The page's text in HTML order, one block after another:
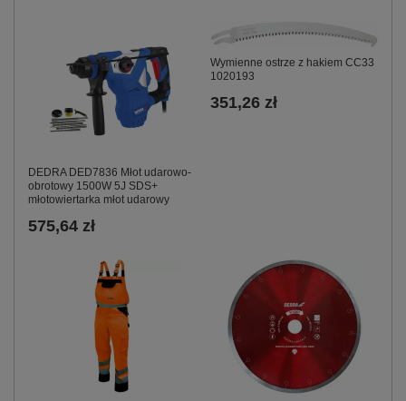
DEDRA DED7836 Młot udarowo-
obrotowy 1500W 5J SDS+
młotowiertarka młot udarowy
575,64 zł
Wymienne ostrze z hakiem CC33
1020193
351,26 zł